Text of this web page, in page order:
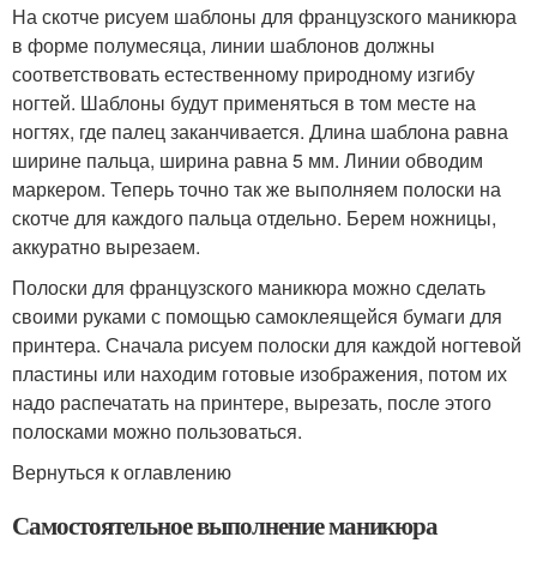
На скотче рисуем шаблоны для французского маникюра
в форме полумесяца, линии шаблонов должны
соответствовать естественному природному изгибу
ногтей. Шаблоны будут применяться в том месте на
ногтях, где палец заканчивается. Длина шаблона равна
ширине пальца, ширина равна 5 мм. Линии обводим
маркером. Теперь точно так же выполняем полоски на
скотче для каждого пальца отдельно. Берем ножницы,
аккуратно вырезаем.
Полоски для французского маникюра можно сделать
своими руками с помощью самоклеящейся бумаги для
принтера. Сначала рисуем полоски для каждой ногтевой
пластины или находим готовые изображения, потом их
надо распечатать на принтере, вырезать, после этого
полосками можно пользоваться.
Вернуться к оглавлению
Самостоятельное выполнение маникюра